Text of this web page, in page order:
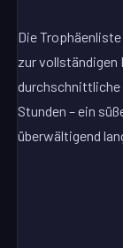
Die
zur vollständigen
Stunden – ein
überwältigend